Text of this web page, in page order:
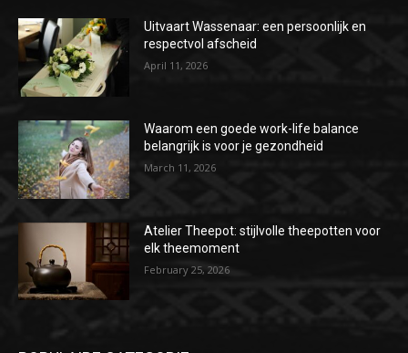
Uitvaart Wassenaar: een persoonlijk en
respectvol afscheid
April 11, 2026
Waarom een goede work-life balance
belangrijk is voor je gezondheid
March 11, 2026
Atelier Theepot: stijlvolle theepotten voor
elk theemoment
February 25, 2026